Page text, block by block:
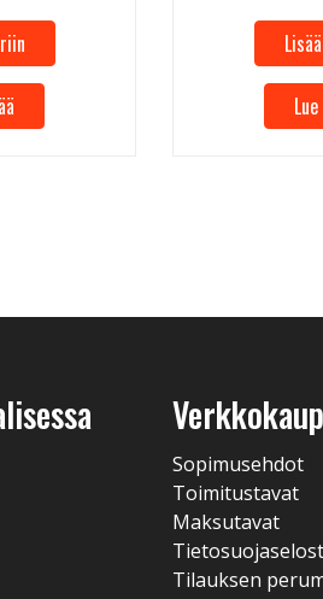
Sopimusehdot
Toimitustavat
Maksutavat
Tilauksen